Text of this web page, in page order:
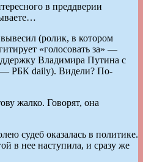
в преддверии
(ролик, в котором
«голосовать за» —
Владимира Путина с
— РБК daily). Видели? По-
жалко. Говорят, она
судеб оказалась в политике.
в нее наступила, и сразу же